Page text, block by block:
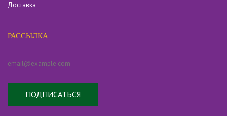
Доставка
РАССЫЛКА
ПОДПИСАТЬСЯ